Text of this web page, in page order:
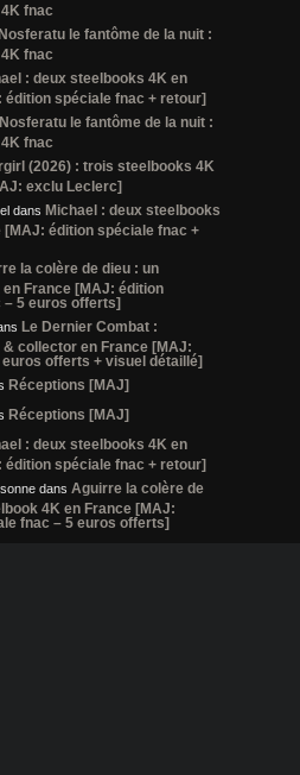
fnac
le fantôme de la nuit :
fnac
: deux steelbooks 4K en
édition spéciale fnac + retour]
Nosferatu le fantôme de la nuit :
fnac
(2026) : trois steelbooks 4K
exclu Leclerc]
dans Michael : deux steelbooks
[MAJ: édition spéciale fnac +
la colère de dieu : un
France [MAJ: édition
– 5 euros offerts]
Le Dernier Combat :
collector en France [MAJ:
offerts + visuel détaillé]
Réceptions [MAJ]
Réceptions [MAJ]
: deux steelbooks 4K en
édition spéciale fnac + retour]
dans Aguirre la colère de
4K en France [MAJ:
fnac – 5 euros offerts]